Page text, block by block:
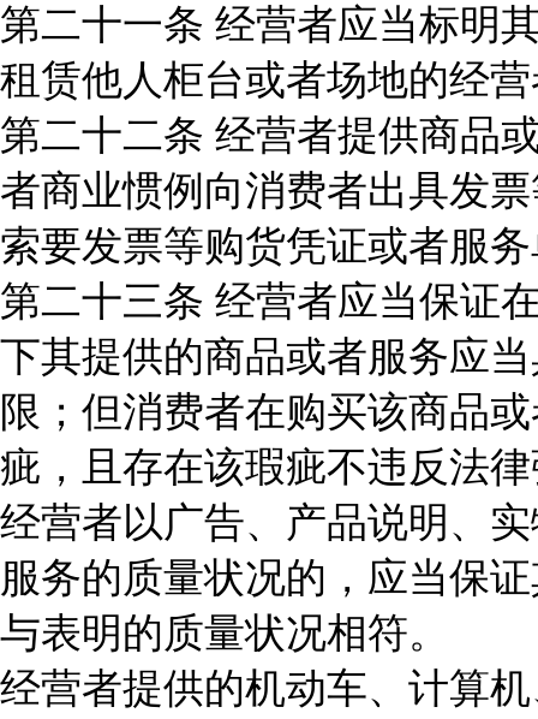
第二十一条 经营者应当标明
租赁他人柜台或者场地的经
第二十二条 经营者提供商品
者商业惯例向消费者出具发
索要发票等购货凭证或者服
第二十三条 经营者应当保证
下其提供的商品或者服务应
限；但消费者在购买该商品
疵，且存在该瑕疵不违反法
经营者以广告、产品说明、
服务的质量状况的，应当保
与表明的质量状况相符。
经营者提供的机动车、计算